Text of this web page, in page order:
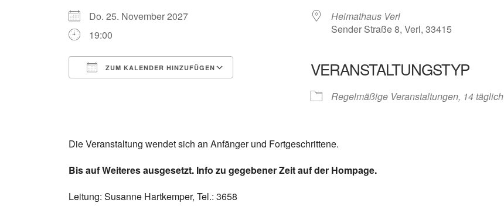
Do. 25. November 2027
19:00
ZUM KALENDER HINZUFÜGEN
Google Kalender
Heimathaus Verl
Sender Straße 8, Verl, 33415
VERANSTALTUNGSTYP
Regelmäßige Veranstaltungen, 14 täglich
Die Veranstaltung wendet sich an Anfänger und Fortgeschrittene.
Bis auf Weiteres ausgesetzt. Info zu gegebener Zeit auf der Hompage.
Leitung: Susanne Hartkemper, Tel.: 3658